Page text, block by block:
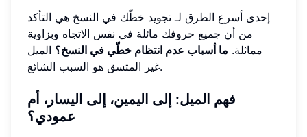
إحدى أسرع الطرق لـ تجويد خطّك في النسخ هي التأكد
من أن جميع حروفك مائلة في نفس الاتجاه وبزاوية
مماثلة. ما أسباب عدم انتظام خطّي في النسخ؟ الميل
غير المتسق هو السبب الشائع.
فهم الميل: إلى اليمين، إلى اليسار، أم
عمودي؟